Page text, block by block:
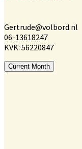
Gertrude@volbord.nl
06-13618247
KVK: 56220847
Current Month